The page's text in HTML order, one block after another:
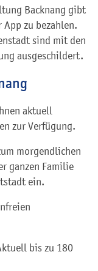
Backnang gibt
zu bezahlen.
sind mit den
ausgeschildert.
aktuell
zur Verfügung.
morgendlichen
ganzen Familie
ein.
bis zu 180